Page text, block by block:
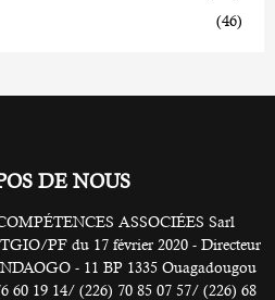
(46)
DE NOUS
ASSOCIÉES Sarl
PF du 17 février 2020 - Directeur
- 11 BP 1335 Ouagadougou
60 19 14/ (226) 70 85 07 57/ (226) 68